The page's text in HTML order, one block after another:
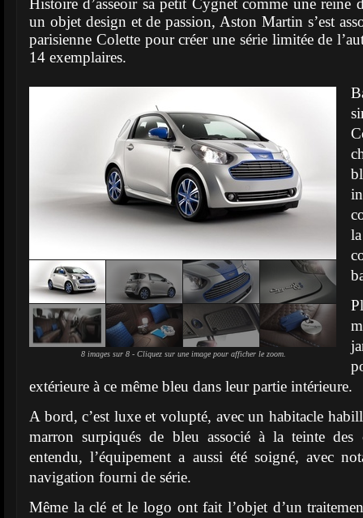
Histoire d’asseoir sa petit Cygnet comme une reine
un objet design et de passion, Aston Martin s’est
parisienne Colette pour créer une série limitée de
14 exemplaires.
8 images sur 8 - Cliquez sur une image pour afficher le zoom.
extérieure à ce même bleu dans leur partie intérieure.
A bord, c’est luxe et volupté, avec un habitacle
marron surpiqués de bleu associé à la teinte des
entendu, l’équipement a aussi été soigné, avec
navigation fourni de série.
Même la clé et le logo ont fait l’objet d’un